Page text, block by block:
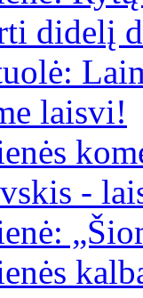
didelį
laisvi!
-